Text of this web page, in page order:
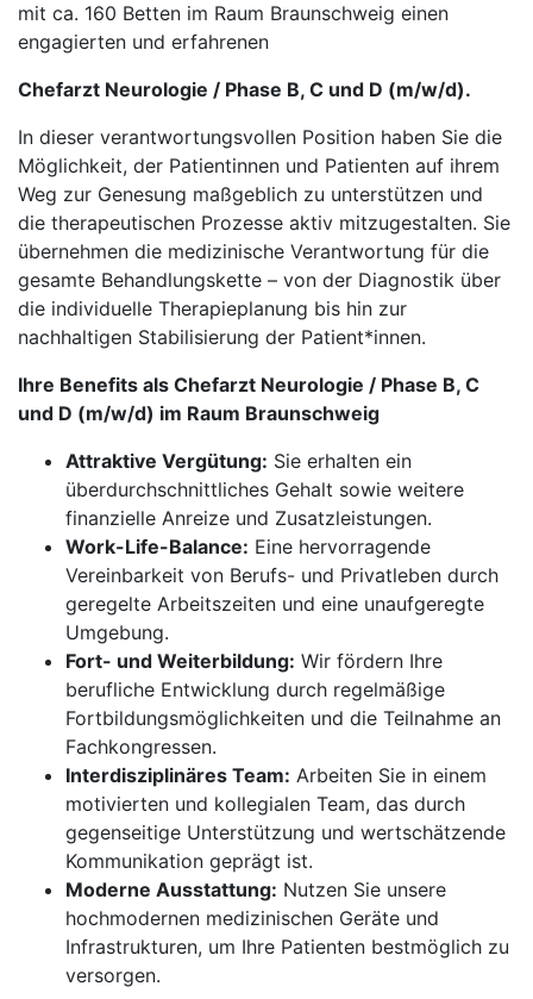
mit ca. 160 Betten im Raum Braunschweig einen
engagierten und erfahrenen
Chefarzt Neurologie / Phase B, C und D (m/w/d).
In dieser verantwortungsvollen Position haben Sie die
Möglichkeit, der Patientinnen und Patienten auf ihrem
Weg zur Genesung maßgeblich zu unterstützen und
die therapeutischen Prozesse aktiv mitzugestalten. Sie
übernehmen die medizinische Verantwortung für die
gesamte Behandlungskette – von der Diagnostik über
die individuelle Therapieplanung bis hin zur
nachhaltigen Stabilisierung der Patient*innen.
Ihre Benefits als Chefarzt Neurologie / Phase B, C
und D (m/w/d) im Raum Braunschweig
Attraktive Vergütung: Sie erhalten ein
überdurchschnittliches Gehalt sowie weitere
finanzielle Anreize und Zusatzleistungen.
Work-Life-Balance: Eine hervorragende
Vereinbarkeit von Berufs- und Privatleben durch
geregelte Arbeitszeiten und eine unaufgeregte
Umgebung.
Fort- und Weiterbildung: Wir fördern Ihre
berufliche Entwicklung durch regelmäßige
Fortbildungsmöglichkeiten und die Teilnahme an
Fachkongressen.
Interdisziplinäres Team: Arbeiten Sie in einem
motivierten und kollegialen Team, das durch
gegenseitige Unterstützung und wertschätzende
Kommunikation geprägt ist.
Moderne Ausstattung: Nutzen Sie unsere
hochmodernen medizinischen Geräte und
Infrastrukturen, um Ihre Patienten bestmöglich zu
versorgen.